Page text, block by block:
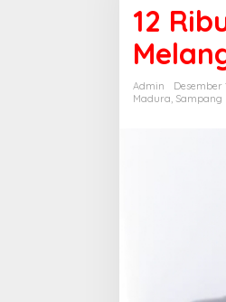
12
Admin
Desember
Madura, Sampang